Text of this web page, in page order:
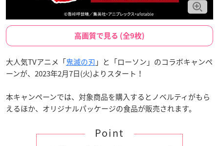
高画質で見る (全9枚)
大人気TVアニメ「鬼滅の刃 」と「ローソン」のコラボキャンペ
ーンが、2023年2月7日(火)よりスタート！
本キャンペーンでは、対象商品を購入するとノベルティがもら
えるほか、オリジナルパッケージの食品が販売されます。
Point